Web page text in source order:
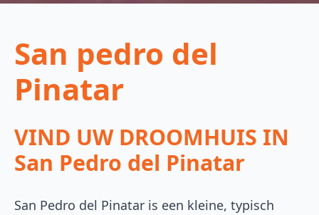
San pedro del
Pinatar
VIND UW DROOMHUIS IN
San Pedro del Pinatar
San Pedro del Pinatar is een kleine, typisch